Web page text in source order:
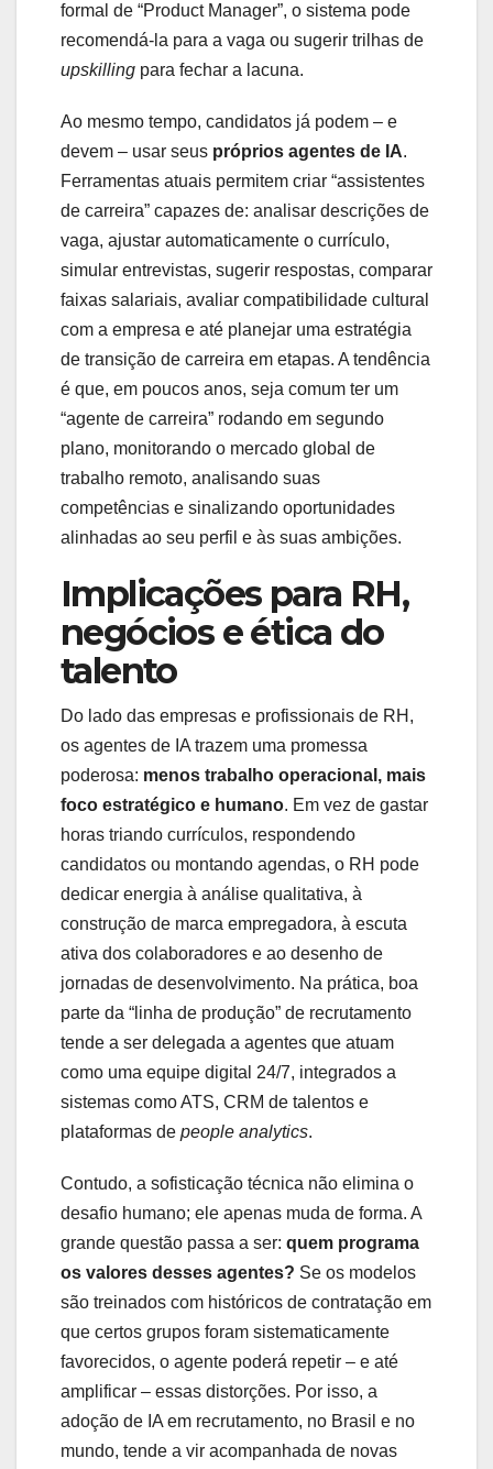
formal de “Product Manager”, o sistema pode
recomendá-la para a vaga ou sugerir trilhas de
upskilling para fechar a lacuna.
Ao mesmo tempo, candidatos já podem – e
devem – usar seus próprios agentes de IA.
Ferramentas atuais permitem criar “assistentes
de carreira” capazes de: analisar descrições de
vaga, ajustar automaticamente o currículo,
simular entrevistas, sugerir respostas, comparar
faixas salariais, avaliar compatibilidade cultural
com a empresa e até planejar uma estratégia
de transição de carreira em etapas. A tendência
é que, em poucos anos, seja comum ter um
“agente de carreira” rodando em segundo
plano, monitorando o mercado global de
trabalho remoto, analisando suas
competências e sinalizando oportunidades
alinhadas ao seu perfil e às suas ambições.
Implicações para RH,
negócios e ética do
talento
Do lado das empresas e profissionais de RH,
os agentes de IA trazem uma promessa
poderosa: menos trabalho operacional, mais
foco estratégico e humano. Em vez de gastar
horas triando currículos, respondendo
candidatos ou montando agendas, o RH pode
dedicar energia à análise qualitativa, à
construção de marca empregadora, à escuta
ativa dos colaboradores e ao desenho de
jornadas de desenvolvimento. Na prática, boa
parte da “linha de produção” de recrutamento
tende a ser delegada a agentes que atuam
como uma equipe digital 24/7, integrados a
sistemas como ATS, CRM de talentos e
plataformas de people analytics.
Contudo, a sofisticação técnica não elimina o
desafio humano; ele apenas muda de forma. A
grande questão passa a ser: quem programa
os valores desses agentes? Se os modelos
são treinados com históricos de contratação em
que certos grupos foram sistematicamente
favorecidos, o agente poderá repetir – e até
amplificar – essas distorções. Por isso, a
adoção de IA em recrutamento, no Brasil e no
mundo, tende a vir acompanhada de novas